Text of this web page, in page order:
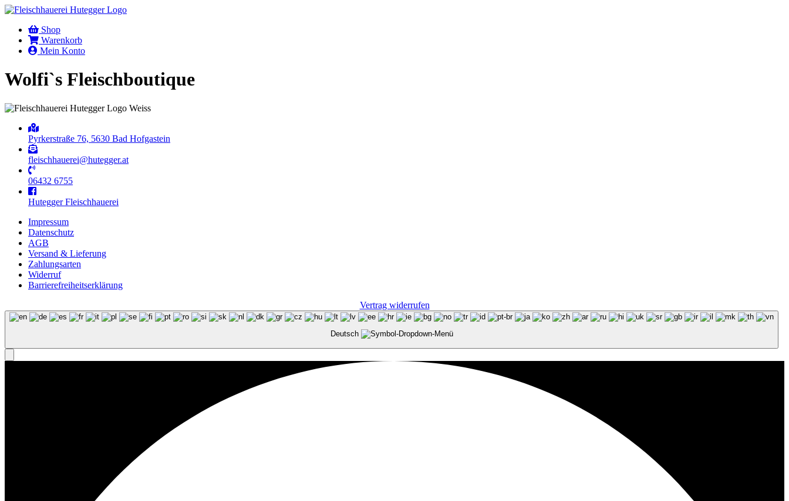
Shop
Warenkorb
Mein Konto
Wolfi`s Fleischboutique
Pyrkerstraße 76, 5630 Bad Hofgastein
fleischhauerei@hutegger.at
06432 6755
Hutegger Fleischhauerei
Impressum
Datenschutz
AGB
Versand & Lieferung
Zahlungsarten
Widerruf
Barrierefreiheits­erklärung
Vertrag widerrufen
Deutsch